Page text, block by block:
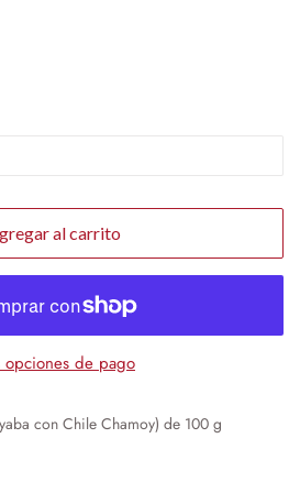
al carrito
opciones de pago
con Chile Chamoy) de 100 g